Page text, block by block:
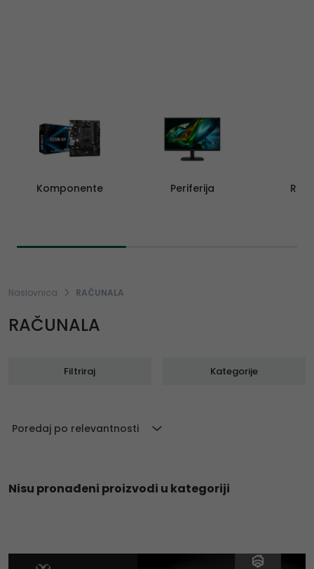
Komponente Periferija
Naslovnica RAČUNALA
RAČUNALA
Filtriraj Kategorije
Poredaj po relevantnosti
Nisu pronađeni proizvodi u kategoriji